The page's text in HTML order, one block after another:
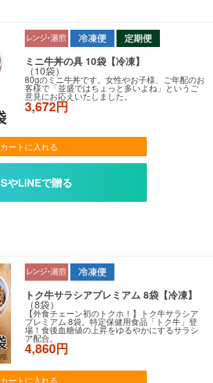
ミニ牛丼の具 10袋【冷凍】
（10袋）
80gのミニ牛丼です。女性やお子様、ご年配のお
客様で「並盛ではちょっと多いよね」というご
意見にお応えいたしました。
3,672円
カートに入れる
トク牛サラシアプレミアム 8袋【冷凍】
（8袋）
【外食チェーン初のトクホ！】トク牛サラシア
プレミアム 8袋。特定保健用食品「トク牛」登
場！食後血糖値の上昇をゆるやかにするサラシ
ア配合。
4,860円
カートに入れる